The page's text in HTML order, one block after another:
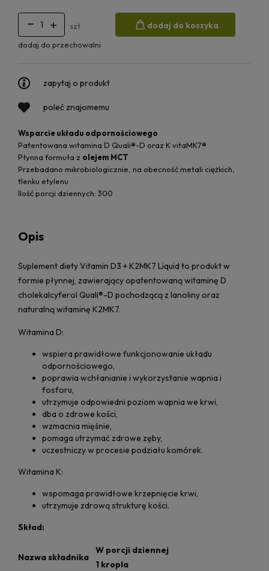
szt. dodaj do koszyka
dodaj do przechowalni
zapytaj o produkt
poleć znajomemu
Wsparcie układu odpornościowego
Patentowana witamina D Quali®-D oraz K vitaMK7®
Płynna formuła z olejem MCT
Przebadano mikrobiologicznie, na obecność metali ciężkich,
tlenku etylenu
Ilość porcji dziennych: 300
Opis
Suplement diety Vitamin D3 + K2MK7 Liquid to produkt w
formie płynnej, zawierający opatentowaną witaminę D
cholekalcyferol Quali®-D pochodzącą z lanoliny oraz
naturalną witaminę K2MK7.
Witamina D:
wspiera prawidłowe funkcjonowanie układu
odpornościowego,
poprawia wchłanianie i wykorzystanie wapnia i
fosforu,
utrzymuje odpowiedni poziom wapnia we krwi,
dba o zdrowe kości,
wzmacnia mięśnie,
pomaga utrzymać zdrowe zęby,
uczestniczy w procesie podziału komórek.
Witamina K:
wspomaga prawidłowe krzepnięcie krwi,
utrzymuje zdrową strukturę kości.
Skład:
Nazwa składnika
W porcji dziennej
1 kropla